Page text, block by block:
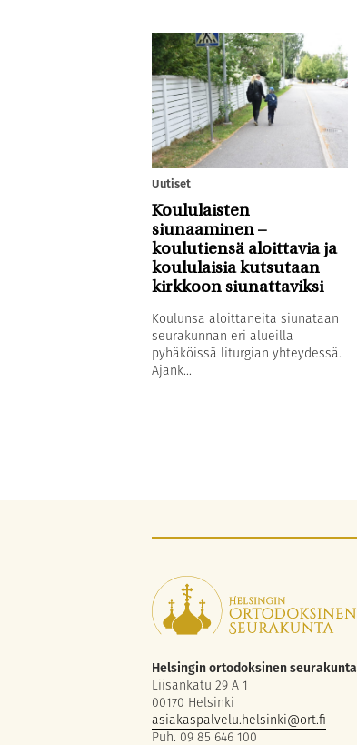
Uutiset
Koululaisten
siunaaminen –
koulutiensä aloittavia ja
koululaisia kutsutaan
kirkkoon siunattaviksi
Koulunsa aloittaneita siunataan
seurakunnan eri alueilla
pyhäköissä liturgian yhteydessä.
Ajank...
Helsingin ortodoksinen seurakunta
Liisankatu 29 A 1
00170 Helsinki
asiakaspalvelu.helsinki@ort.fi
Puh. 09 85 646 100